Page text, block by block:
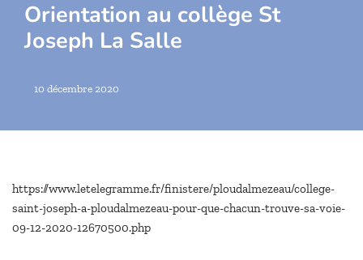
Orientation au collège St
Joseph La Salle
10 décembre 2020
https://www.letelegramme.fr/finistere/ploudalmezeau/college-
saint-joseph-a-ploudalmezeau-pour-que-chacun-trouve-sa-voie-
09-12-2020-12670500.php